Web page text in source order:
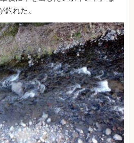
れた。